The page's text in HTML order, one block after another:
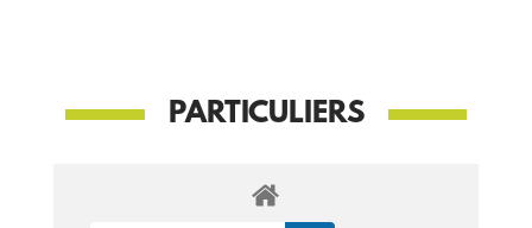
PARTICULIERS